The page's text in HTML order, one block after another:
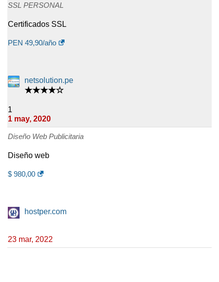
SSL PERSONAL
Certificados SSL
PEN 49,90/año
netsolution.pe
★★★★☆
1
1 may, 2020
Diseño Web Publicitaria
Diseño web
$ 980,00
hostper.com
23 mar, 2022